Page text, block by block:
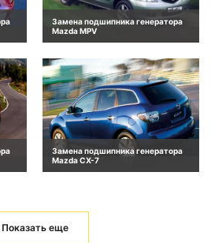
Замена подшипника генератора
Mazda MPV
Замена подшипника генератора
Mazda CX-7
Показать еще